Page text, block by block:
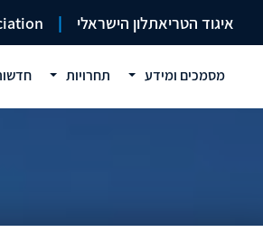
איגוד הטריאתלון הישראלי |
מסמכים ומידע תחרויות